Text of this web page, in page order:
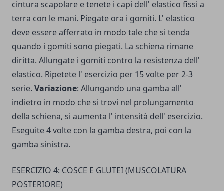
cintura scapolare e tenete i capi dell' elastico fissi a
terra con le mani. Piegate ora i gomiti. L' elastico
deve es­sere afferrato in modo tale che si tenda
quando i gomiti sono piegati. La schiena rimane
diritta. Allungate i gomiti contro la resistenza dell'
elastico. Ripetete l' esercizio per 15 volte per 2-3
serie. Variazione: Allungando una gamba all'
indietro in modo che si trovi nel prolungamento
della schiena, si aumenta l' intensità dell' esercizio.
Eseguite 4 volte con la gamba destra, poi con la
gamba sinistra.
ESERCIZIO 4: COSCE E GLUTEI (MUSCOLATURA
POSTERIORE)